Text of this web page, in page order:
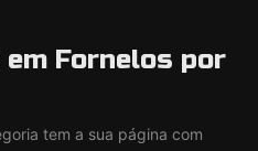
Fornelos por
tem a sua página com